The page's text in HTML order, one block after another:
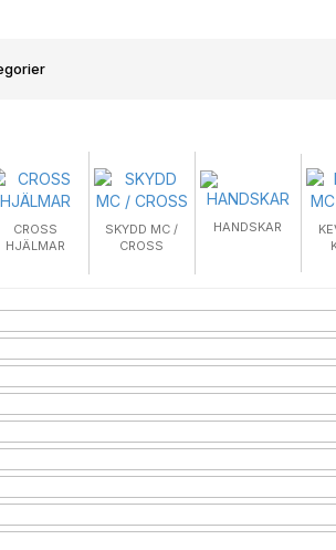
CROSS
HJÄLMAR
SKYDD MC /
CROSS
HANDSKAR